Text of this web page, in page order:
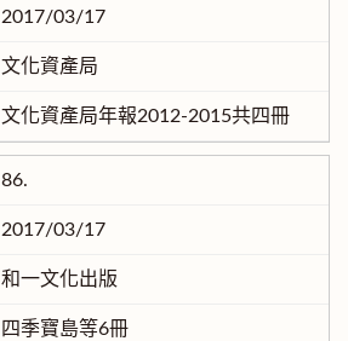
2017/03/17
文化資產局
文化資產局年報2012-2015共四冊
86.
2017/03/17
和一文化出版
四季寶島等6冊